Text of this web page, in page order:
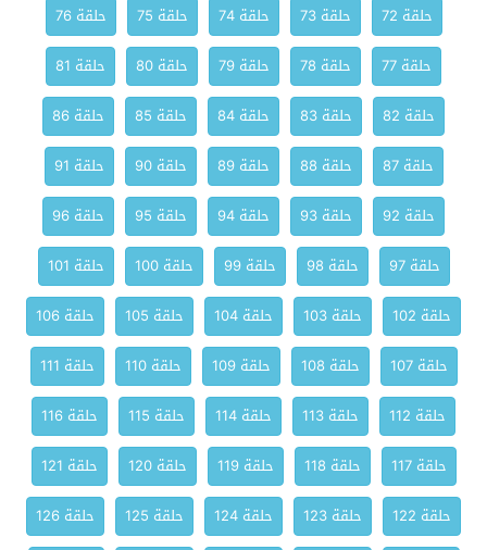
حلقة 72
حلقة 73 حلقة 74 حلقة 75
حلقة 76
حلقة 77
حلقة 78 حلقة 79 حلقة 80
حلقة 81
حلقة 82
حلقة 83 حلقة 84 حلقة 85
حلقة 86
حلقة 87
حلقة 88 حلقة 89 حلقة 90
حلقة 91
حلقة 92
حلقة 93 حلقة 94 حلقة 95
حلقة 96
حلقة 97
حلقة 98 حلقة 99 حلقة 100
حلقة 101
حلقة 102
حلقة 103 حلقة 104 حلقة 105
حلقة 106
حلقة 107
حلقة 108 حلقة 109 حلقة 110
حلقة 111
حلقة 112
حلقة 113 حلقة 114 حلقة 115
حلقة 116
حلقة 117
حلقة 118 حلقة 119 حلقة 120
حلقة 121
حلقة 122
حلقة 123 حلقة 124 حلقة 125
حلقة 126